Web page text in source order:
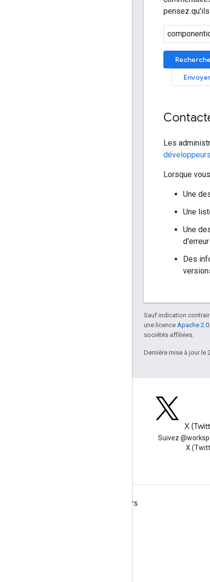
pensez
Les
Lorsque
Une
Une
Une
Des
Sauf indication
une licence Apache 2.0
sociétés affiliées.
Dernière mise à jour le
X
Suivez
X
Google Workspace for Developers